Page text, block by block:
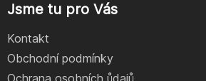
Jsme tu pro Vás
Kontakt
Obchodní podmínky